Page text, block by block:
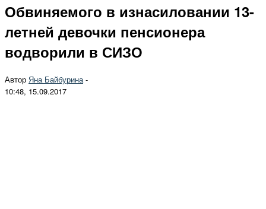
Обвиняемого в изнасиловании 13-
летней девочки пенсионера
водворили в СИЗО
Автор Яна Байбурина-
10:48, 15.09.2017